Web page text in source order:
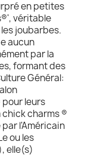
en petites
véritable
joubarbes.
aucun
par la
formant des
Général:
pour leurs
charms ®
l'Américain
ou les
elle(s)